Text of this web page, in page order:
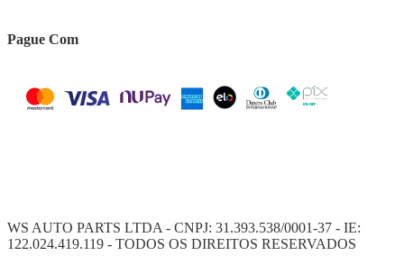
Pague Com
WS AUTO PARTS LTDA - CNPJ: 31.393.538/0001-37 - IE:
122.024.419.119 - TODOS OS DIREITOS RESERVADOS